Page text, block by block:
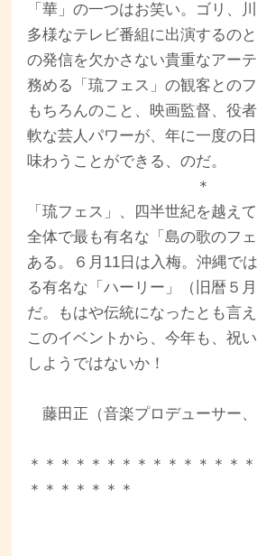
「華」の一つはお笑い。ゴリ、
多様なテレビ番組に出演するの
の発信を欠かさない貴重なアー
務める「琉フェス」の観客との
もちろんのこと、映画監督、役
軟な芸人パワーが、年に一度の
味わうことができる、のだ。
＊
「琉フェス」、四半世紀を越え
全体で最も有名な「島の歌のフ
ある。６月11日は入梅。沖縄で
る有名な「ハーリー」（旧暦５
だ。もはや伝統になったとも言
このイベントから、今年も、祝
しようではないか！
藤田正（音楽プロデューサー、
＊＊＊＊＊＊＊＊＊＊＊＊＊＊
＊＊＊＊＊＊＊